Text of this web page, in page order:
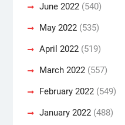
June 2022(540)
May 2022(535)
April 2022(519)
March 2022(557)
February 2022(549)
January 2022(488)